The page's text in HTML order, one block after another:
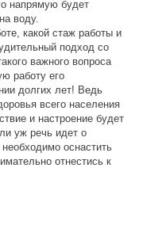
напрямую будет
воду.
какой стаж работы и
подход со
важного вопроса
работу его
долгих лет! Ведь
всего населения
и настроение будет
уж речь идет о
оснастить
отнестись к